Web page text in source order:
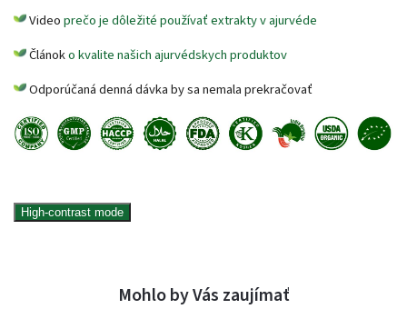
Videoprečo je dôležité používať extrakty v ajurvéde
Článoko kvalite našich ajurvédskych produktov
Odporúčaná denná dávka by sa nemala prekračovať
High-contrast mode
Mohlo by Vás zaujímať